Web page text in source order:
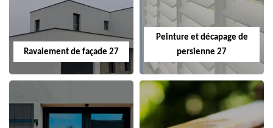
Ravalement de façade 27
Peinture et décapage de
persienne 27